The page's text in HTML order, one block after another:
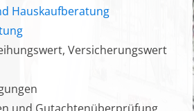
Hauskaufberatung
Versicherungswert